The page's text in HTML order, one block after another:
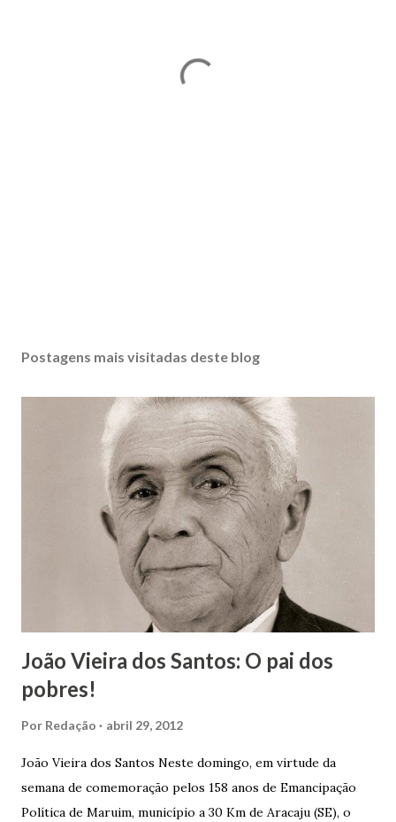
Postagens mais visitadas deste blog
João Vieira dos Santos: O pai dos
pobres!
Por Redação abril 29, 2012
João Vieira dos Santos Neste domingo, em virtude da
semana de comemoração pelos 158 anos de Emancipação
Política de Maruim, município a 30 Km de Aracaju (SE), o